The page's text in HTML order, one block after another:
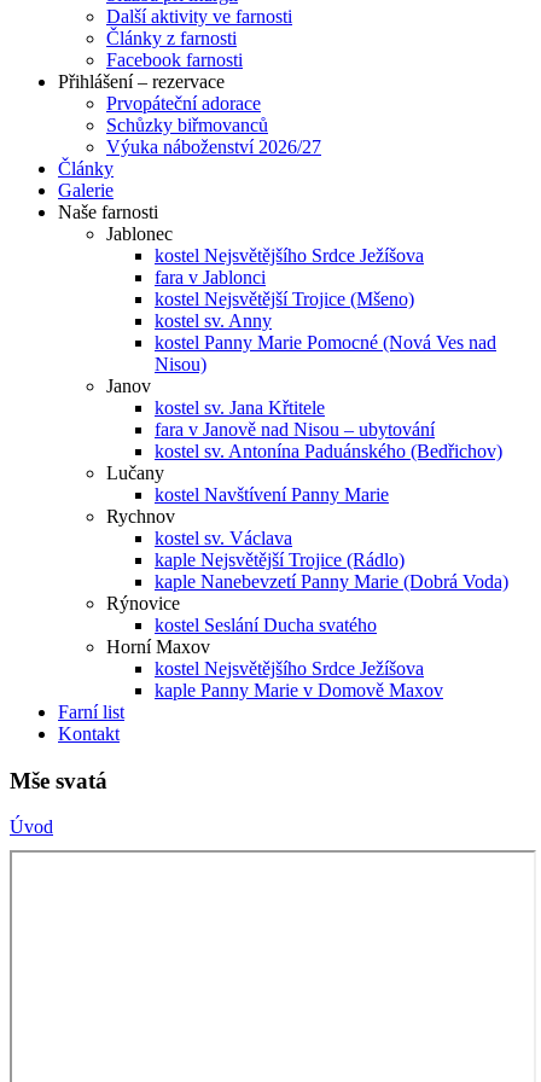
Další aktivity ve farnosti
Články z farnosti
Facebook farnosti
Přihlášení – rezervace
Prvopáteční adorace
Schůzky biřmovanců
Výuka náboženství 2026/27
Články
Galerie
Naše farnosti
Jablonec
kostel Nejsvětějšího Srdce Ježíšova
fara v Jablonci
kostel Nejsvětější Trojice (Mšeno)
kostel sv. Anny
kostel Panny Marie Pomocné (Nová Ves nad
Nisou)
Janov
kostel sv. Jana Křtitele
fara v Janově nad Nisou – ubytování
kostel sv. Antonína Paduánského (Bedřichov)
Lučany
kostel Navštívení Panny Marie
Rychnov
kostel sv. Václava
kaple Nejsvětější Trojice (Rádlo)
kaple Nanebevzetí Panny Marie (Dobrá Voda)
Rýnovice
kostel Seslání Ducha svatého
Horní Maxov
kostel Nejsvětějšího Srdce Ježíšova
kaple Panny Marie v Domově Maxov
Farní list
Kontakt
Mše svatá
Úvod